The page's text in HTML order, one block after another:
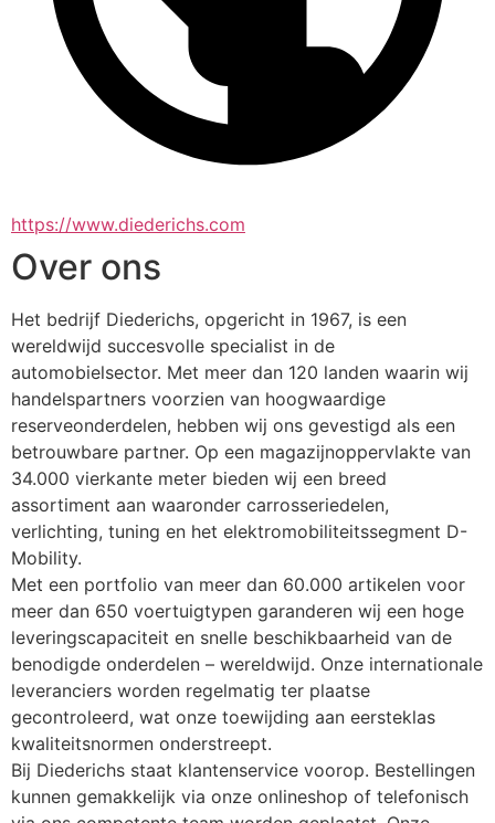
https://www.diederichs.com
Over ons
Het bedrijf Diederichs, opgericht in 1967, is een
wereldwijd succesvolle specialist in de
automobielsector. Met meer dan 120 landen waarin wij
handelspartners voorzien van hoogwaardige
reserveonderdelen, hebben wij ons gevestigd als een
betrouwbare partner. Op een magazijnoppervlakte van
34.000 vierkante meter bieden wij een breed
assortiment aan waaronder carrosseriedelen,
verlichting, tuning en het elektromobiliteitssegment D-
Mobility.
Met een portfolio van meer dan 60.000 artikelen voor
meer dan 650 voertuigtypen garanderen wij een hoge
leveringscapaciteit en snelle beschikbaarheid van de
benodigde onderdelen – wereldwijd. Onze internationale
leveranciers worden regelmatig ter plaatse
gecontroleerd, wat onze toewijding aan eersteklas
kwaliteitsnormen onderstreept.
Bij Diederichs staat klantenservice voorop. Bestellingen
kunnen gemakkelijk via onze onlineshop of telefonisch